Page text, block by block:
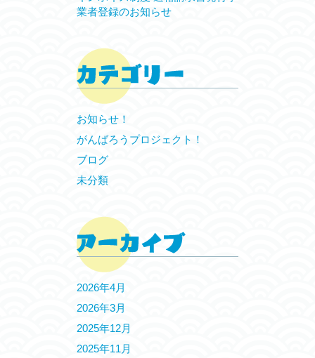
業者登録のお知らせ
お知らせ！
がんばろうプロジェクト！
ブログ
未分類
2026年4月
2026年3月
2025年12月
2025年11月